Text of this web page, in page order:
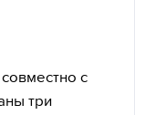
с
три